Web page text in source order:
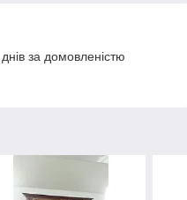
за домовленістю